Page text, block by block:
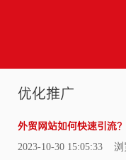
优化推广
外贸网站如何快速引流？
2023-10-30 15:05:33 浏